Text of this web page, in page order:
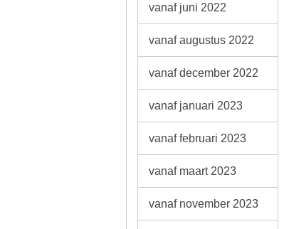
vanaf juni 2022
vanaf augustus 2022
vanaf december 2022
vanaf januari 2023
vanaf februari 2023
vanaf maart 2023
vanaf november 2023